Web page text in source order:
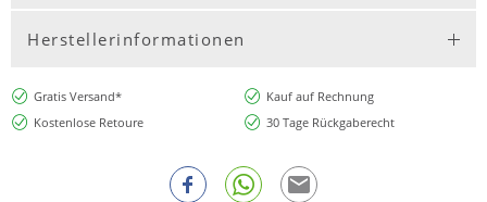
Herstellerinformationen
Gratis Versand*
Kauf auf Rechnung
Kostenlose Retoure
30 Tage Rückgaberecht